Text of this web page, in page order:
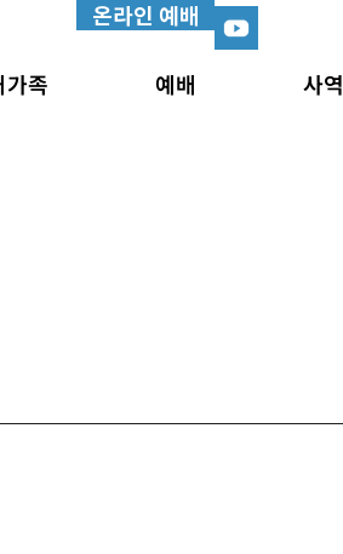
온라인 예배
가족 예배 사역